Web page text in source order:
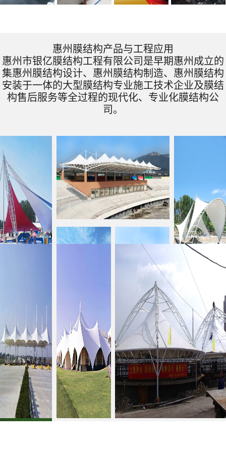
惠州膜结构产品与工程应用
惠州市银亿膜结构工程有限公司是早期惠州成立的
集惠州膜结构设计、惠州膜结构制造、惠州膜结构
安装于一体的大型膜结构专业施工技术企业及膜结
构售后服务等全过程的现代化、专业化膜结构公
司。